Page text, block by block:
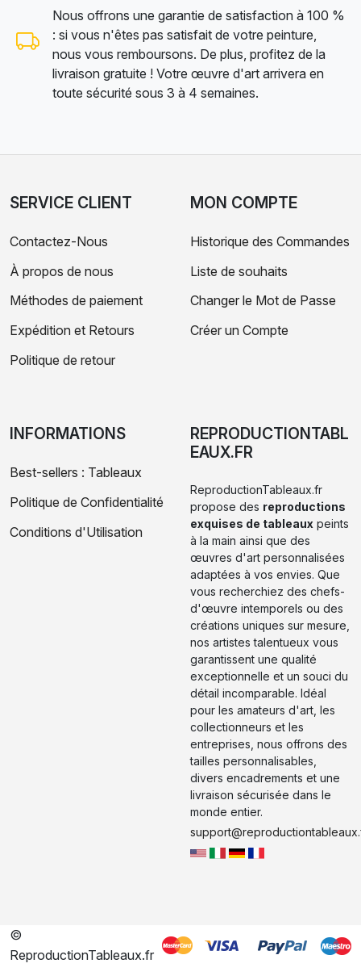
Nous offrons une garantie de satisfaction à 100 %
: si vous n'êtes pas satisfait de votre peinture,
nous vous remboursons. De plus, profitez de la
livraison gratuite ! Votre œuvre d'art arrivera en
toute sécurité sous 3 à 4 semaines.
SERVICE CLIENT
Contactez-Nous
À propos de nous
Méthodes de paiement
Expédition et Retours
Politique de retour
MON COMPTE
Historique des Commandes
Liste de souhaits
Changer le Mot de Passe
Créer un Compte
INFORMATIONS
Best-sellers : Tableaux
Politique de Confidentialité
Conditions d'Utilisation
REPRODUCTIONTABL
EAUX.FR
ReproductionTableaux.fr
propose des reproductions
exquises de tableaux peints
à la main ainsi que des
œuvres d'art personnalisées
adaptées à vos envies. Que
vous recherchiez des chefs-
d'œuvre intemporels ou des
créations uniques sur mesure,
nos artistes talentueux vous
garantissent une qualité
exceptionnelle et un souci du
détail incomparable. Idéal
pour les amateurs d'art, les
collectionneurs et les
entreprises, nous offrons des
tailles personnalisables,
divers encadrements et une
livraison sécurisée dans le
monde entier.
©
ReproductionTableaux.fr